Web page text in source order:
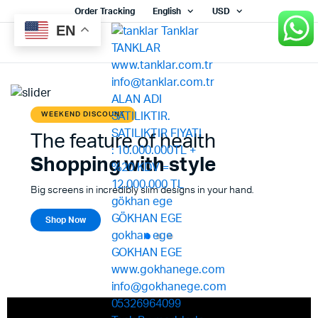
Order Tracking English USD
WEEKEND DISCOUNT
The feature of health
Shopping with style
Big screens in incredibly slim designs in your hand.
Shop Now
EN